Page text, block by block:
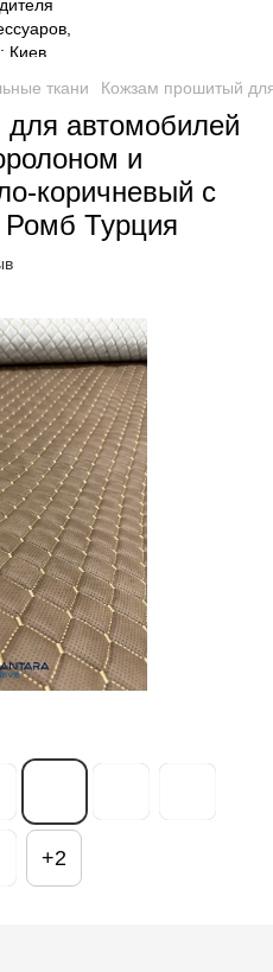
ткани Кожзам прошитый
автомобилей
и
коричневый с
Ромб Турция
+2